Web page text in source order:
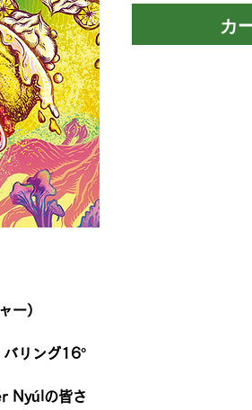
ー）
リング16°
Nyúlの皆さ
カ